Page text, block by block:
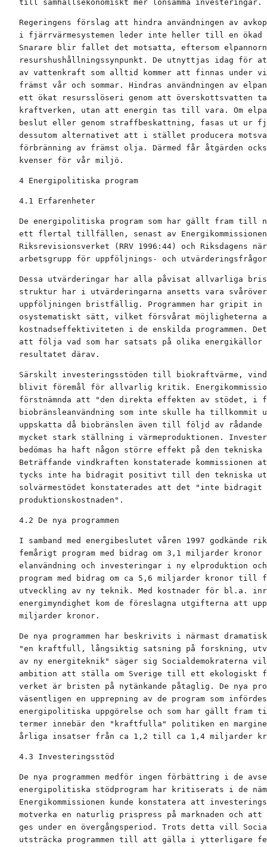
till samhällsekonomiskt mer lönsamma investeringar.
Regeringens förslag att hindra användningen av
i fjärrvärmesystemen leder inte heller till en ökad
Snarare blir fallet det motsatta, eftersom
resurshushållningssynpunkt. De utnyttjas idag för
av vattenkraft som alltid kommer att finnas under
främst vår och sommar. Hindras användningen av
ett ökat resursslöseri genom att överskottsvatten
kraftverken, utan att energin tas till vara. Om
beslut eller genom straffbeskattning, fasas ut ur
dessutom alternativet att i stället producera
förbränning av främst olja. Därmed får åtgärden
kvenser för vår miljö.
4 Energipolitiska program
4.1 Erfarenheter
De energipolitiska program som har gällt fram till
ett flertal tillfällen, senast av Energikommissionen
Riksrevisionsverket (RRV 1996:44) och Riksdagens
arbetsgrupp för uppföljnings- och utvärderingsfrågor
Dessa utvärderingar har alla påvisat allvarliga
struktur har i utvärderingarna ansetts vara
uppföljningen bristfällig. Programmen har gripit
osystematiskt sätt, vilket försvårat möjligheterna
kostnadseffektiviteten i de enskilda programmen.
att följa vad som har satsats på olika energikällor
resultatet därav.
Särskilt investeringsstöden till biokraftvärme,
blivit föremål för allvarlig kritik.
förstnämnda att "den direkta effekten av stödet, i
biobränsleanvändning som inte skulle ha
uppskatta då biobränslen även till följd av rådande
mycket stark ställning i värmeproduktionen.
bedömas ha haft någon större effekt på den
Beträffande vindkraften konstaterade kommissionen
tycks inte ha bidragit positivt till den tekniska
solvärmestödet konstaterades att det "inte bidragit
produktionskostnaden".
4.2 De nya programmen
I samband med energibeslutet våren 1997 godkände
femårigt program med bidrag om 3,1 miljarder kronor
elanvändning och investeringar i ny elproduktion
program med bidrag om ca 5,6 miljarder kronor till
utveckling av ny teknik. Med kostnader för bl.a.
energimyndighet kom de föreslagna utgifterna att
miljarder kronor.
De nya programmen har beskrivits i närmast
"en kraftfull, långsiktig satsning på forskning,
av ny energiteknik" säger sig Socialdemokraterna
ambition att ställa om Sverige till ett ekologiskt
verket är bristen på nytänkande påtaglig. De nya
väsentligen en upprepning av de program som
energipolitiska uppgörelse och som har gällt fram
termer innebär den "kraftfulla" politiken en
årliga insatser från ca 1,2 till ca 1,4 miljarder
4.3 Investeringsstöd
De nya programmen medför ingen förbättring i de
energipolitiska stödprogram har kritiserats i de
Energikommissionen kunde konstatera att
motverka en naturlig prispress på marknaden och
ges under en övergångsperiod. Trots detta vill
utsträcka programmen till att gälla i ytterligare